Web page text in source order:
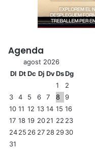
Agenda
agost 2026
Dl DtDc Dj DvDsDg
1
2
3
4 5 6 7 8
9
10 11 12 13 14 15 16
17 18 19 2021 22 23
2425 26 27 28 2930
31